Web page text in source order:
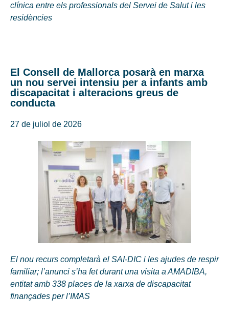
clínica entre els professionals del Servei de Salut i les
residències
El Consell de Mallorca posarà en marxa
un nou servei intensiu per a infants amb
discapacitat i alteracions greus de
conducta
27 de juliol de 2026
El nou recurs completarà el SAI-DIC i les ajudes de respir
familiar; l’anunci s’ha fet durant una visita a AMADIBA,
entitat amb 338 places de la xarxa de discapacitat
finançades per l’IMAS